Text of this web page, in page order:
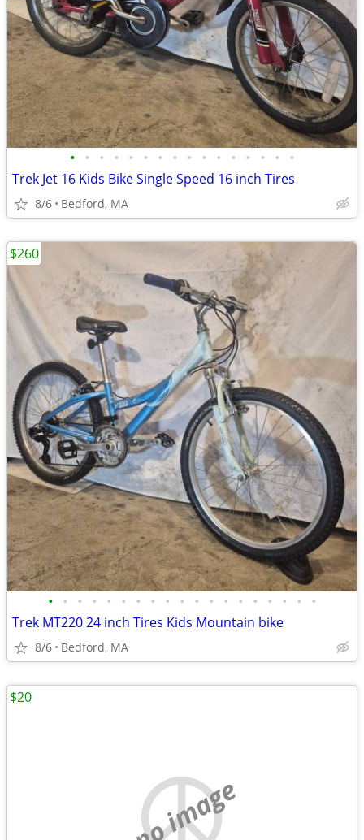
• • • • • • • • • • • • • • • •
Trek Jet 16 Kids Bike Single Speed 16 inch Tires
8/6 Bedford, MA
• • • • • • • • • • • • • • • • • • •
Trek MT220 24 inch Tires Kids Mountain bike
8/6 Bedford, MA
$260
no image
$20